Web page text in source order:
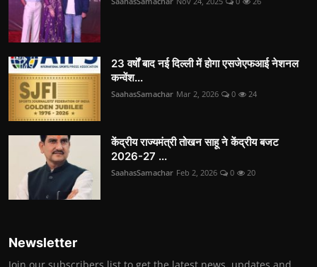
23 वर्षों बाद नई दिल्ली में होगा एसजेएफआई नेशनल
कन्वेंश...
SaahasSamachar Mar 2, 2026 0 24
केंद्रीय राज्यमंत्री तोखन साहू ने केंद्रीय बजट
2026-27 ...
SaahasSamachar Feb 2, 2026 0 20
Newsletter